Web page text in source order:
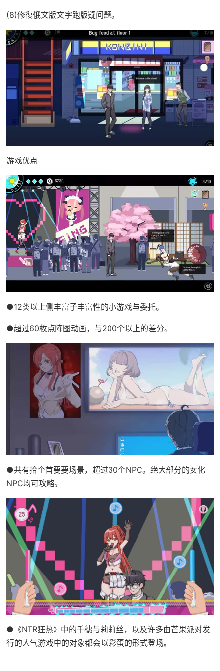
(8)修復俄文版文字跑版疑问题。
游戏优点
●12类以上侧丰富子丰富性的小游戏与委托。
●超过60枚点阵图动画，与200个以上的差分。
●共有拾个首要要场景，超过30个NPC。绝大部分的女化
NPC均可攻略。
●《NTR狂热》中的千穗与莉莉丝，以及许多由芒果派对发
行的人气游戏中的对象都会以彩蛋的形式登场。